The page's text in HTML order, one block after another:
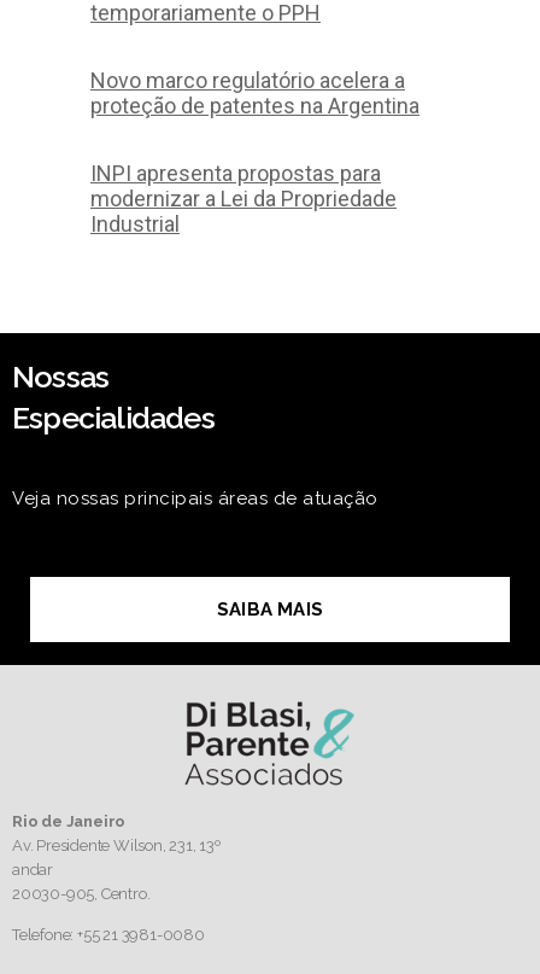
temporariamente o PPH
Novo marco regulatório acelera a
proteção de patentes na Argentina
INPI apresenta propostas para
modernizar a Lei da Propriedade
Industrial
Nossas
Especialidades
Veja nossas principais áreas de atuação
SAIBA MAIS
Rio de Janeiro
Av. Presidente Wilson, 231, 13º
andar
20030-905, Centro.
Telefone: +55 21 3981-0080